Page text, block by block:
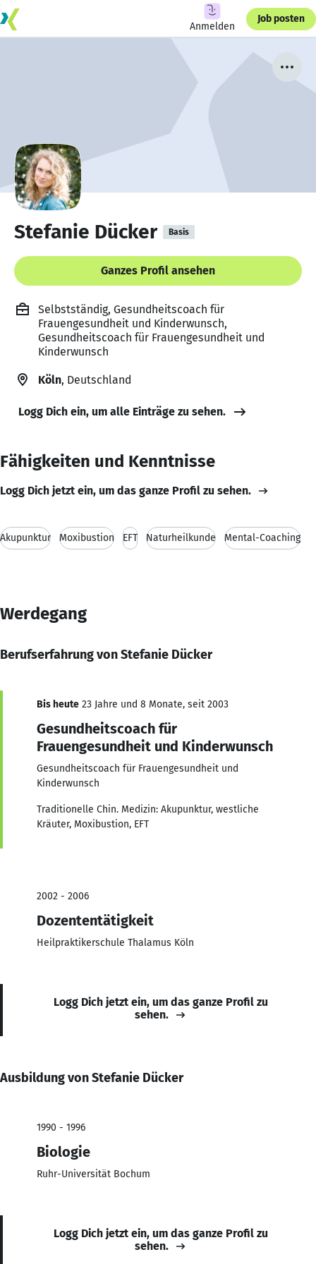
Anmelden
Job posten
Stefanie Dücker Basis
Ganzes Profil ansehen
Selbstständig, Gesundheitscoach für
Frauengesundheit und Kinderwunsch,
Gesundheitscoach für Frauengesundheit und
Kinderwunsch
Köln, Deutschland
Logg Dich ein, um alle Einträge zu sehen.
Fähigkeiten und Kenntnisse
Logg Dich jetzt ein, um das ganze Profil zu sehen.
Akupunktur Moxibustion EFT Naturheilkunde Mental-Coaching
Werdegang
Berufserfahrung von Stefanie Dücker
Bis heute 23 Jahre und 8 Monate, seit 2003
Gesundheitscoach für
Frauengesundheit und Kinderwunsch
Gesundheitscoach für Frauengesundheit und
Kinderwunsch
Traditionelle Chin. Medizin: Akupunktur, westliche
Kräuter, Moxibustion, EFT
2002 - 2006
Dozententätigkeit
Heilpraktikerschule Thalamus Köln
Logg Dich jetzt ein, um das ganze Profil zu
sehen.
Ausbildung von Stefanie Dücker
1990 - 1996
Biologie
Ruhr-Universität Bochum
Logg Dich jetzt ein, um das ganze Profil zu
sehen.